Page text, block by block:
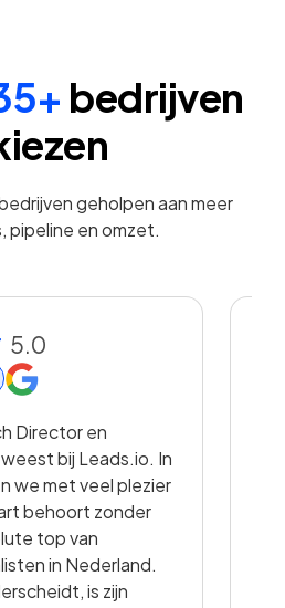
bedrijven
geholpen aan meer
pipeline en omzet.
5.0
Director en
bij Leads.io. In
we met veel plezier
behoort zonder
top van
in Nederland.
is zijn